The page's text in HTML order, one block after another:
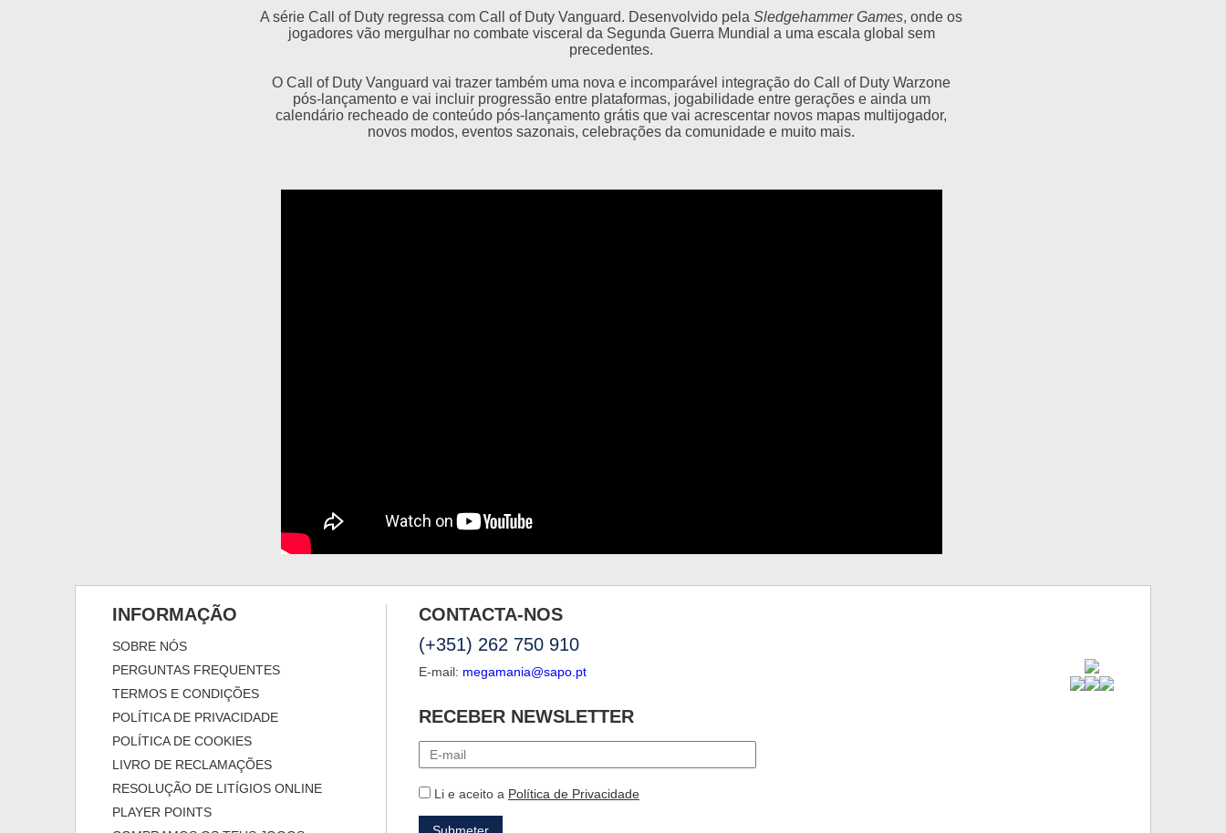
A série Call of Duty regressa com Call of Duty Vanguard. Desenvolvido pela Sledgehammer Games, onde os
jogadores vão mergulhar no combate visceral da Segunda Guerra Mundial a uma escala global sem
precedentes.
O Call of Duty Vanguard vai trazer também uma nova e incomparável integração do Call of Duty Warzone
pós-lançamento e vai incluir progressão entre plataformas, jogabilidade entre gerações e ainda um
calendário recheado de conteúdo pós-lançamento grátis que vai acrescentar novos mapas multijogador,
novos modos, eventos sazonais, celebrações da comunidade e muito mais.
INFORMAÇÃO
SOBRE NÓS
PERGUNTAS FREQUENTES
TERMOS E CONDIÇÕES
POLÍTICA DE PRIVACIDADE
POLÍTICA DE COOKIES
LIVRO DE RECLAMAÇÕES
RESOLUÇÃO DE LITÍGIOS ONLINE
PLAYER POINTS
CONTACTA-NOS
(+351) 262 750 910
E-mail: megamania@sapo.pt
RECEBER NEWSLETTER
Li e aceito a Política de Privacidade